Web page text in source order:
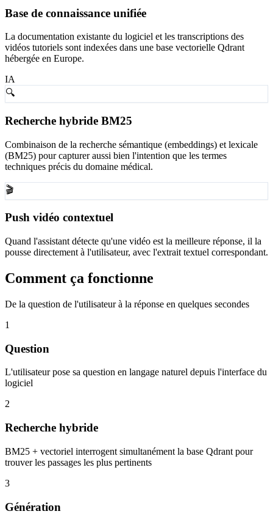
Base de connaissance unifiée
La documentation existante du logiciel et les transcriptions des
vidéos tutoriels sont indexées dans une base vectorielle Qdrant
hébergée en Europe.
IA
🔍
Recherche hybride BM25
Combinaison de la recherche sémantique (embeddings) et lexicale
(BM25) pour capturer aussi bien l'intention que les termes
techniques précis du domaine médical.
🎬
Push vidéo contextuel
Quand l'assistant détecte qu'une vidéo est la meilleure réponse, il la
pousse directement à l'utilisateur, avec l'extrait textuel correspondant.
Comment ça fonctionne
De la question de l'utilisateur à la réponse en quelques secondes
1
Question
L'utilisateur pose sa question en langage naturel depuis l'interface du
logiciel
2
Recherche hybride
BM25 + vectoriel interrogent simultanément la base Qdrant pour
trouver les passages les plus pertinents
3
Génération